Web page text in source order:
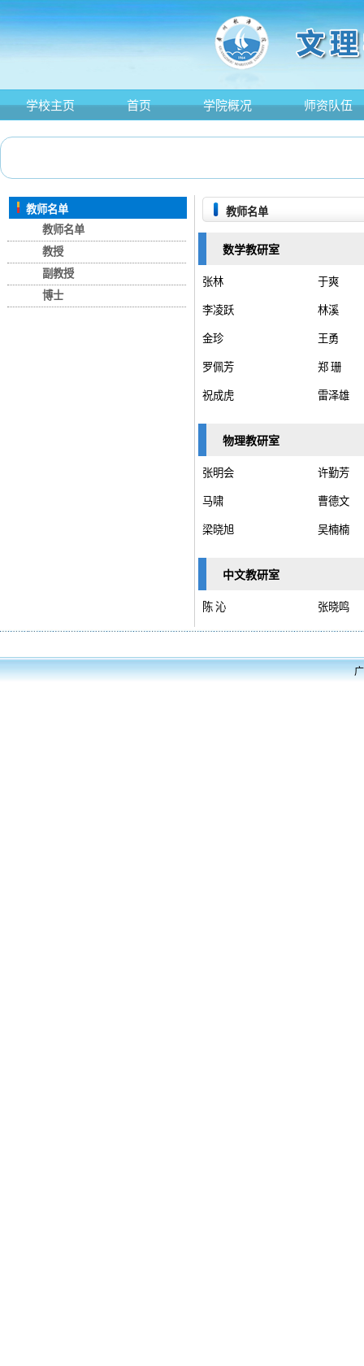
学校主页 首页 学院概况 师资队伍
教师名单
教师名单
教授
副教授
博士
教师名单
数学教研室
张林 于爽
李凌跃 林溪
金珍 王勇
罗佩芳 郑 珊
祝成虎 雷泽雄
物理教研室
张明会 许勤芳
马啸 曹德文
梁晓旭 吴楠楠
中文教研室
陈 沁 张晓鸣